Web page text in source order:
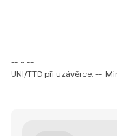
-- ~ --
UNI/TTD při uzávěrce: --